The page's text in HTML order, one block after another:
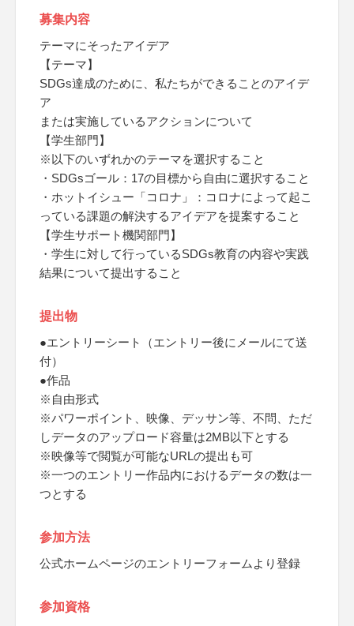
募集内容
テーマにそったアイデア
【テーマ】
SDGs達成のために、私たちができることのアイデ
ア
または実施しているアクションについて
【学生部門】
※以下のいずれかのテーマを選択すること
・SDGsゴール：17の目標から自由に選択すること
・ホットイシュー「コロナ」：コロナによって起こ
っている課題の解決するアイデアを提案すること
【学生サポート機関部門】
・学生に対して行っているSDGs教育の内容や実践
結果について提出すること
提出物
●エントリーシート（エントリー後にメールにて送
付）
●作品
※自由形式
※パワーポイント、映像、デッサン等、不問、ただ
しデータのアップロード容量は2MB以下とする
※映像等で閲覧が可能なURLの提出も可
※一つのエントリー作品内におけるデータの数は一
つとする
参加方法
公式ホームページのエントリーフォームより登録
参加資格